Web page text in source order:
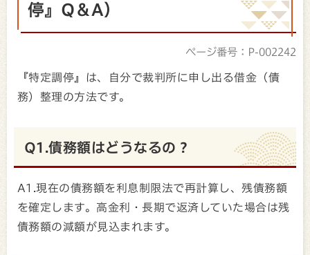
停』Q＆A）
ページ番号：P-002242
『特定調停』は、自分で裁判所に申し出る借金（債
務）整理の方法です。
Q1.債務額はどうなるの？
A1.現在の債務額を利息制限法で再計算し、残債務額
を確定します。高金利・長期で返済していた場合は残
債務額の減額が見込まれます。